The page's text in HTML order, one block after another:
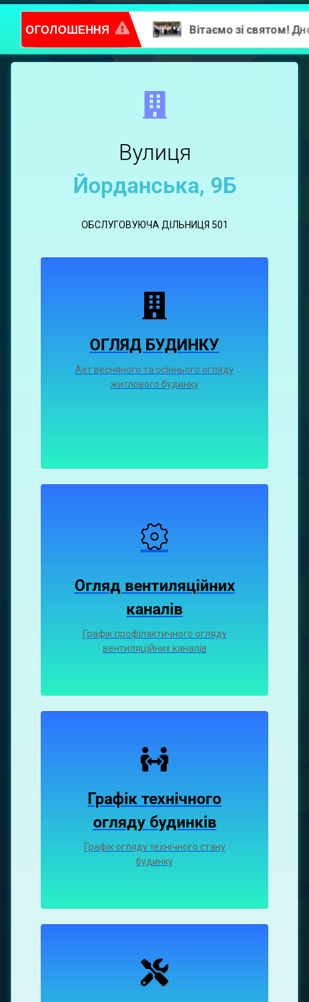
ОГОЛОШЕННЯ
Вулиця
Йорданська, 9Б
ОБСЛУГОВУЮЧА ДІЛЬНИЦЯ 501
ОГЛЯД БУДИНКУ
Акт весняного та осіннього огляду
житлового будинку
Огляд вентиляційних
каналiв
Графiк профiлактичного огляду
вентиляцiйних каналiв
Графік технічного
огляду будинків
Графік огляду технічного стану
будинку